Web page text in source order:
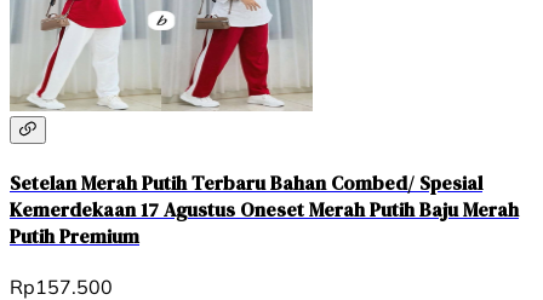
Setelan Merah Putih Terbaru Bahan Combed/ Spesial
Kemerdekaan 17 Agustus Oneset Merah Putih Baju Merah
Putih Premium
Rp157.500